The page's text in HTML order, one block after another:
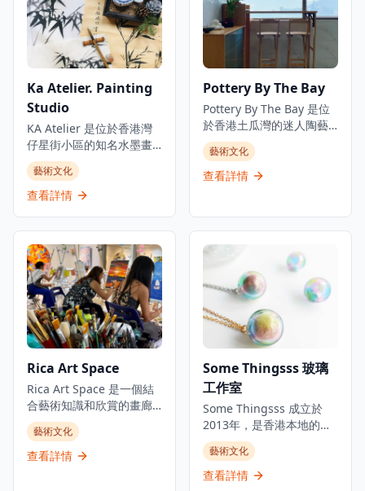
Ka Atelier. Painting
Studio
KA Atelier 是位於香港灣
仔星街小區的知名水墨畫
工作室，提供廣受歡迎的
水墨畫課程和獨特的創意
工作坊。工作室真正融合
術愛好者。無論是初學者
還是進階學員，都能在這
裡找到適合的課程，從傳
統中國水墨畫技法到現代
創意藝術表達，KA Atelier
提供全面的藝術教育體
驗。工作室環境優雅寧
作空間，讓每位參與者都
能在專業導師的指導下探
索和發展自己的藝術潛
能。這裡不僅是學習繪畫
的地方，更是文化交流和
藝術創作的溫馨社區。
藝術文化
查看詳情
Pottery By The Bay
Pottery By The Bay 是位
於香港土瓜灣的迷人陶藝
工作室，專注於手工製作
的陶瓷作品，展現出受海
岸主題啟發的獨特設計。
還可以參加工作坊，在專
業導師的指導下學習陶藝
技能並創作自己的作品，
從拉坯到上釉，體驗完整
的陶藝製作過程。工作室
環境溫馨舒適，適合情
侶、朋友或家庭一起參
與，創造獨特的藝術體驗
和美好回憶。無論是想要
學習新技能的初學者，還
是尋求創作靈感的藝術愛
好者，Pottery By The Bay
都能提供豐富的陶藝體
驗，使其成為藝術愛好者
和休閒遊客的熱門目的
藝術文化
查看詳情
Rica Art Space
Rica Art Space 是一個結
合藝術知識和欣賞的畫廊
和工作室。位於灣仔，這
個創意工作坊和畫廊提供
壓克力藝術即興創作工作
藝術文化
查看詳情
Some Thingsss 玻璃
工作室
Some Thingsss 成立於
2013年，是香港本地的手
工玻璃工作室，運用不同
的玻璃工藝創作，將玻璃
工藝融入生活。工作室通
藝術文化
查看詳情